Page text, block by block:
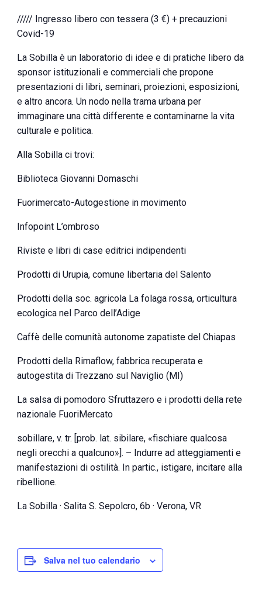
///// Ingresso libero con tessera (3 €) + precauzioni
Covid-19
La Sobilla è un laboratorio di idee e di pratiche libero da
sponsor istituzionali e commerciali che propone
presentazioni di libri, seminari, proiezioni, esposizioni,
e altro ancora. Un nodo nella trama urbana per
immaginare una città differente e contaminarne la vita
culturale e politica.
Alla Sobilla ci trovi:
Biblioteca Giovanni Domaschi
Fuorimercato-Autogestione in movimento
Infopoint L’ombroso
Riviste e libri di case editrici indipendenti
Prodotti di Urupia, comune libertaria del Salento
Prodotti della soc. agricola La folaga rossa, orticultura
ecologica nel Parco dell’Adige
Caffè delle comunità autonome zapatiste del Chiapas
Prodotti della Rimaflow, fabbrica recuperata e
autogestita di Trezzano sul Naviglio (MI)
La salsa di pomodoro Sfruttazero e i prodotti della rete
nazionale FuoriMercato
sobillare, v. tr. [prob. lat. sibilare, «fischiare qualcosa
negli orecchi a qualcuno»]. – Indurre ad atteggiamenti e
manifestazioni di ostilità. In partic., istigare, incitare alla
ribellione.
La Sobilla · Salita S. Sepolcro, 6b · Verona, VR
Salva nel tuo calendario